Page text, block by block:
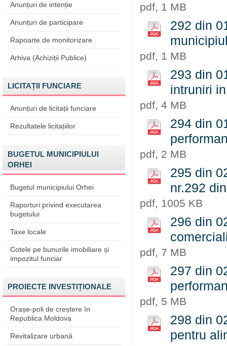
Anunțuri de intenție
Anunțuri de participare
Rapoarte de monitorizare
Arhiva (Achiziții Publice)
LICITAȚII FUNCIARE
Anunțuri de licitații funciare
Rezultatele licitațiilor
BUGETUL MUNICIPIULUI
ORHEI
Bugetul municipiului Orhei
Raporturi privind executarea
bugetului
Taxe locale
Cotele pe bunurile imobiliare și
impozitul funciar
PROIECTE INVESTIȚIONALE
Orașe-poli de creștere în
Republica Moldova
Revitalizare urbană
pdf, 1 MB
292 din
pdf, 1 MB
293 din
intruniri
pdf, 4 MB
294 din
pdf, 2 MB
295 din
nr.292
pdf, 1005 KB
296 din
pdf, 7 MB
297 din
pdf, 5 MB
298 din
pentru